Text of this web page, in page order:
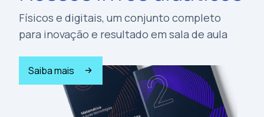
Físicos e digitais, um conjunto completo
para inovação e resultado em sala de aula
Saiba mais